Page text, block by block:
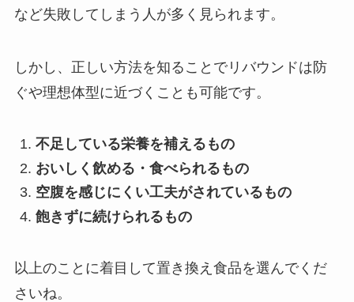
など失敗してしまう人が多く見られます。
しかし、正しい方法を知ることでリバウンドは防
ぐや理想体型に近づくことも可能です。
不足している栄養を補えるもの
おいしく飲める・食べられるもの
空腹を感じにくい工夫がされているもの
飽きずに続けられるもの
以上のことに着目して置き換え食品を選んでくだ
さいね。